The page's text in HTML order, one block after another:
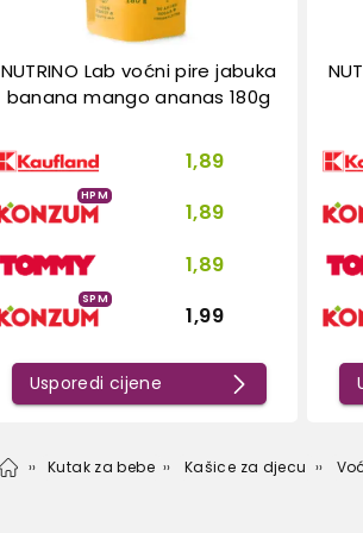
NUTRINO Lab voćni pire jabuka
banana mango ananas 180g
1,89
HPM
1,89
1,89
SPM
1,99
Usporedi cijene
Kutak za bebe Kašice za djecu